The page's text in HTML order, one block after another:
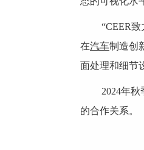
“CEER
在汽车制造创
面处理和细节
2024年
的合作关系。